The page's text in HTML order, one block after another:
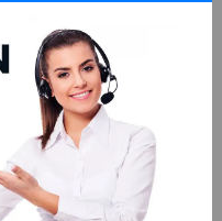
Tablo satın alan
fiyatlandırma
en iyi şekilde
Plaklar
odaları
günümüzde ciddi bir